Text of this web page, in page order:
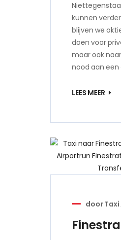
kunnen
blijven we
doen voor
maar ook
nood aan
LEES MEER
door